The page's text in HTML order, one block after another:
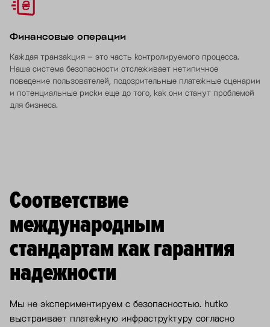
Финансовые операции
Каждая транзакция – это часть контролируемого процесса.
Наша система безопасности отслеживает нетипичное
поведение пользователей, подозрительные платежные сценарии
и потенциальные риски еще до того, как они станут проблемой
для бизнеса.
Соответствие
международным
стандартам как гарантия
надежности
Мы не экспериментируем с безопасностью. hutko
выстраивает платежную инфраструктуру согласно